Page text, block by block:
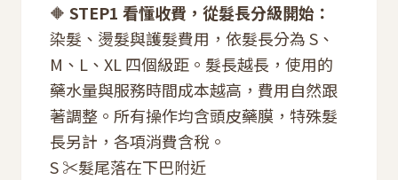
🔶 STEP1 看懂收費，從髮長分級開始：
染髮、燙髮與護髮費用，依髮長分為 S、
M、L、XL 四個級距。髮長越長，使用的
藥水量與服務時間成本越高，費用自然跟
著調整。所有操作均含頭皮藥膜，特殊髮
長另計，各項消費含稅。
S ✂️髮尾落在下巴附近